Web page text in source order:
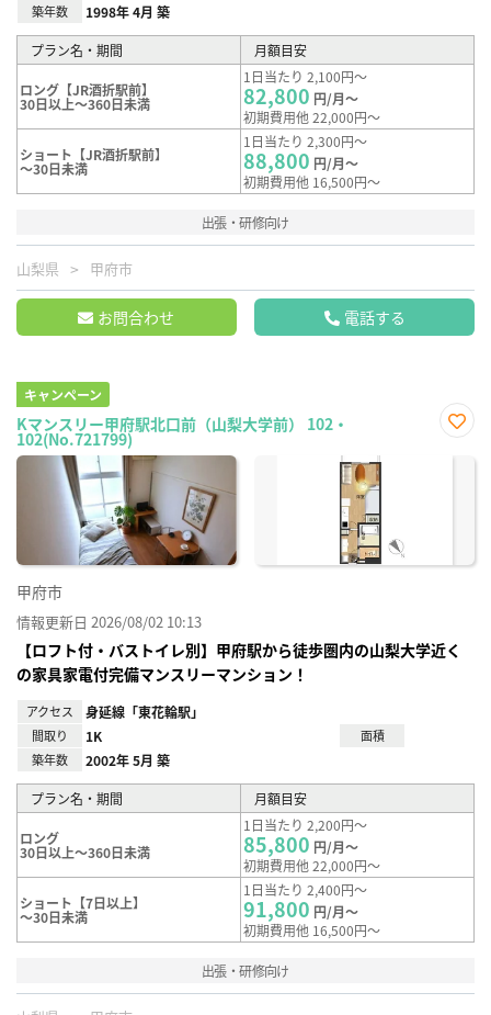
築年数 1998年 4月 築
プラン名・期間 月額目安
ロング【JR酒折駅前】
30日以上～360日未満
1日当たり 2,100円～
82,800 円/月～
初期費用他 22,000円～
ショート【JR酒折駅前】
～30日未満
1日当たり 2,300円～
88,800 円/月～
初期費用他 16,500円～
出張・研修向け
山梨県 甲府市
お問合わせ 電話する
キャンペーン
Kマンスリー甲府駅北口前（山梨大学前） 102・
102(No.721799)
に入
甲府市
情報更新日 2026/08/02 10:13
【ロフト付・バストイレ別】甲府駅から徒歩圏内の山梨大学近く
の家具家電付完備マンスリーマンション！
アクセス 身延線「東花輪駅」
間取り 1K
面積
築年数
2002年 5月 築
プラン名・期間 月額目安
ロング
30日以上～360日未満
1日当たり 2,200円～
85,800 円/月～
初期費用他 22,000円～
ショート【7日以上】
～30日未満
1日当たり 2,400円～
91,800 円/月～
初期費用他 16,500円～
出張・研修向け